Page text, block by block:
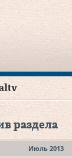
раздела
Июль 2013